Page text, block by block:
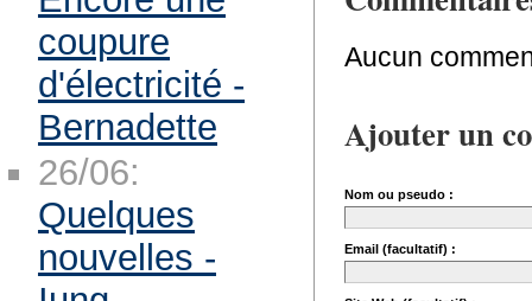
Aucun
Ajouter un
Nom ou pseudo :
Email (facultatif) :
coupure
d'électricité -
Bernadette
26/06:
Quelques
nouvelles -